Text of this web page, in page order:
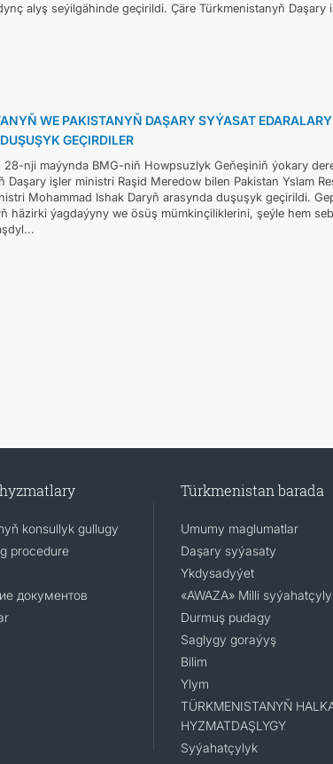
alyş seýilgähinde geçirildi. Çäre Türkmenistanyň
WE PAKISTANYŇ DAŞARY SYÝASAT
GEÇIRDILER
nji maýynda BMG-niň Howpsuzlyk Geňeşiniň ýokary
Daşary işler ministri Raşid Meredow bilen Pakistan Yslam
Mohammad Ishak Daryň arasynda duşuşyk geçirildi.
häzirki ýagdaýyny we ösüş mümkinçiliklerini, şeýle hem
konsullyk gullugy
procedure
документов
Türkmenistan barada
Umumy maglumatlar
Daşary syýasaty
Ykdysadyýet
«AWAZA» Milli
Durmuş pudagy
Saglygy goraýyş
Bilim
Ylym
TÜRKMENISTANYŇ
HYZMATDAŞLYGY
Syýahatçylyk